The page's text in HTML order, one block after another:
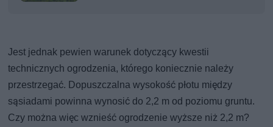
Jest jednak pewien warunek dotyczący kwestii
technicznych ogrodzenia, którego koniecznie należy
przestrzegać. Dopuszczalna wysokość płotu między
sąsiadami powinna wynosić do 2,2 m od poziomu gruntu.
Czy można więc wznieść ogrodzenie wyższe niż 2,2 m?